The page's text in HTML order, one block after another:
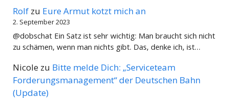
Rolf zu Eure Armut kotzt mich an
2. September 2023
@dobschat Ein Satz ist sehr wichtig: Man braucht sich nicht
zu schämen, wenn man nichts gibt. Das, denke ich, ist…
Nicole zu Bitte melde Dich: „Serviceteam
Forderungsmanagement“ der Deutschen Bahn
(Update)